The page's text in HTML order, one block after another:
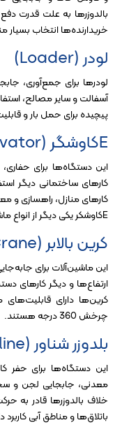
بالدوزرها به علت قدرت دفع
خریدارنده‌ها انتخاب
لودر (Loader)
لودرها برای جمع‌آوری،
آسفالت و سایر مصالح،
پیچیده برای حمل بار و
Eکاوشگر (Excavator)
این دستگاه‌ها برای
کارهای ساختمانی دیگر
کارهای منازل، راهسازی و
Eکاوشکر یکی دیگر از انواع ماشین آلات زده چیست است .
کرین بالابر (Crane)
این ماشین‌آلات برای
ارتفاع‌ها و دیگر کارهای
کرین‌ها دارای
چرخش 360 درجه هستند.
بلدوزر شناور (Dragline)
این دستگاه‌ها برای حفر
معدنی، جابجایی لجن و
خلاف بالدوزرها قادر به
باتلاق‌ها و مناطق آبی کاربرد